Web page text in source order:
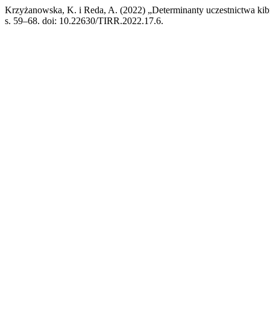
Krzyżanowska, K. i Reda, A. (2022) „Determinanty uczestnictwa
s. 59–68. doi: 10.22630/TIRR.2022.17.6.